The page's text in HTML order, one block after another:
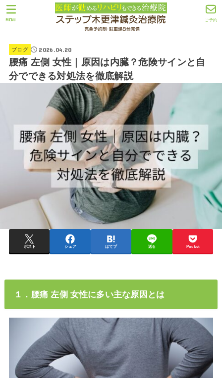
ご予約
MENU
ブログ 2026.04.20
腰痛 左側 女性｜原因は内臓？危険サインと自
分でできる対処法を徹底解説
ポスト シェア はてブ 送る Pocket
１．腰痛 左側 女性に多い主な原因とは